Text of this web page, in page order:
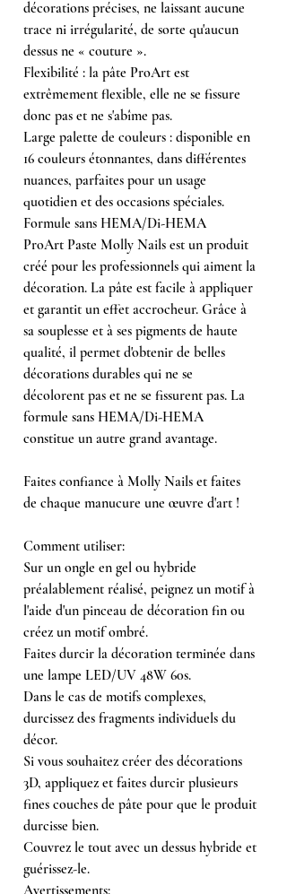
décorations précises, ne laissant aucune
trace ni irrégularité, de sorte qu'aucun
dessus ne « couture ».
Flexibilité : la pâte ProArt est
extrêmement flexible, elle ne se fissure
donc pas et ne s'abîme pas.
Large palette de couleurs : disponible en
16 couleurs étonnantes, dans différentes
nuances, parfaites pour un usage
quotidien et des occasions spéciales.
Formule sans HEMA/Di-HEMA
ProArt Paste Molly Nails est un produit
créé pour les professionnels qui aiment la
décoration. La pâte est facile à appliquer
et garantit un effet accrocheur. Grâce à
sa souplesse et à ses pigments de haute
qualité, il permet d'obtenir de belles
décorations durables qui ne se
décolorent pas et ne se fissurent pas. La
formule sans HEMA/Di-HEMA
constitue un autre grand avantage.
Faites confiance à Molly Nails et faites
de chaque manucure une œuvre d'art !
Comment utiliser:
Sur un ongle en gel ou hybride
préalablement réalisé, peignez un motif à
l'aide d'un pinceau de décoration fin ou
créez un motif ombré.
Faites durcir la décoration terminée dans
une lampe LED/UV 48W 60s.
Dans le cas de motifs complexes,
durcissez des fragments individuels du
décor.
Si vous souhaitez créer des décorations
3D, appliquez et faites durcir plusieurs
fines couches de pâte pour que le produit
durcisse bien.
Couvrez le tout avec un dessus hybride et
guérissez-le.
Avertissements: